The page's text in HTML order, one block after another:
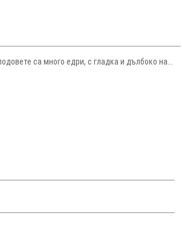
са много едри, с гладка и дълбоко на...